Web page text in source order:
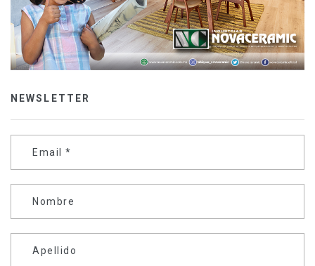
NEWSLETTER
Email *
Nombre
Apellido